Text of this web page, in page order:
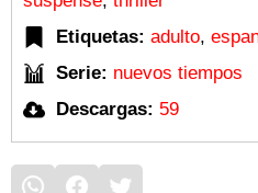
Etiquetas: adulto,
Serie: nuevos tiempos
Descargas: 59